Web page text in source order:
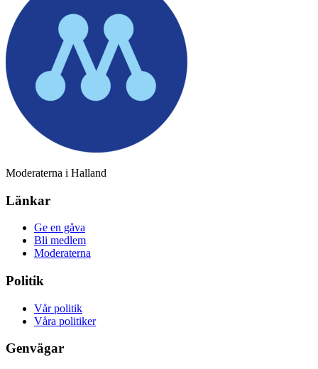
Moderaterna i Halland
Länkar
Ge en gåva
Bli medlem
Moderaterna
Politik
Vår politik
Våra politiker
Genvägar